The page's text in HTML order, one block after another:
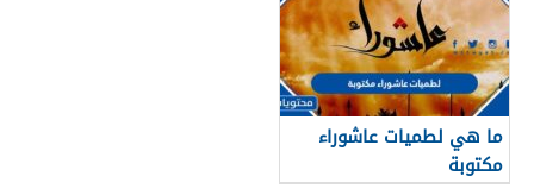
ما هي لطميات عاشوراء
مكتوبة